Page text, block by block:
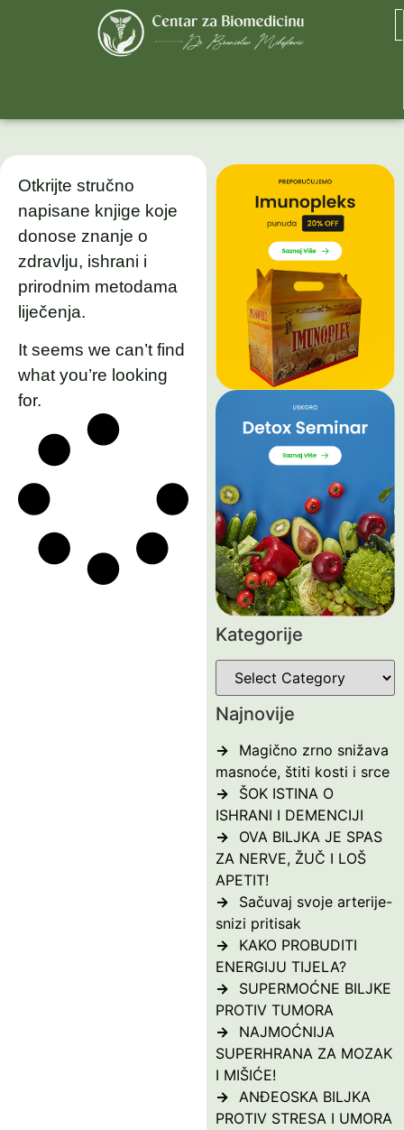
Otkrijte stručno
napisane knjige koje
donose znanje o
zdravlju, ishrani i
prirodnim metodama
liječenja.
It seems we can’t find
what you’re looking
for.
Kategorije
Najnovije
Magično zrno snižava
masnoće, štiti kosti i srce
ŠOK ISTINA O
ISHRANI I DEMENCIJI
OVA BILJKA JE SPAS
ZA NERVE, ŽUČ I LOŠ
APETIT!
Sačuvaj svoje arterije-
snizi pritisak
KAKO PROBUDITI
ENERGIJU TIJELA?
SUPERMOĆNE BILJKE
PROTIV TUMORA
NAJMOĆNIJA
SUPERHRANA ZA MOZAK
I MIŠIĆE!
ANĐEOSKA BILJKA
PROTIV STRESA I UMORA